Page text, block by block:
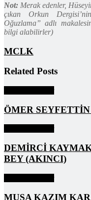
Not: Merak edenler,
çıkan Orkun
Oğuzlama” adlı
bilgi alabilirler)
MCLK
Related Posts
ÖMER
DEMİRCİ
BEY (AKINCI)
MUSA KAZIM